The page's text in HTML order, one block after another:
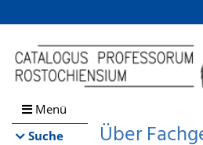
Browsen
direkt zum Inhalt
Menü
Suche
Über